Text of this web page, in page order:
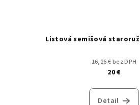
Listová semišová
16,26 € bez DPH
20 €
Detail